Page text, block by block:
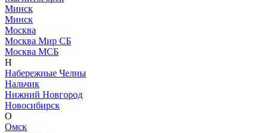
Минск
Минск
Москва
Москва Мир СБ
Москва МСБ
Н
Набережные Челны
Нальчик
Нижний Новгород
Новосибирск
О
Омск